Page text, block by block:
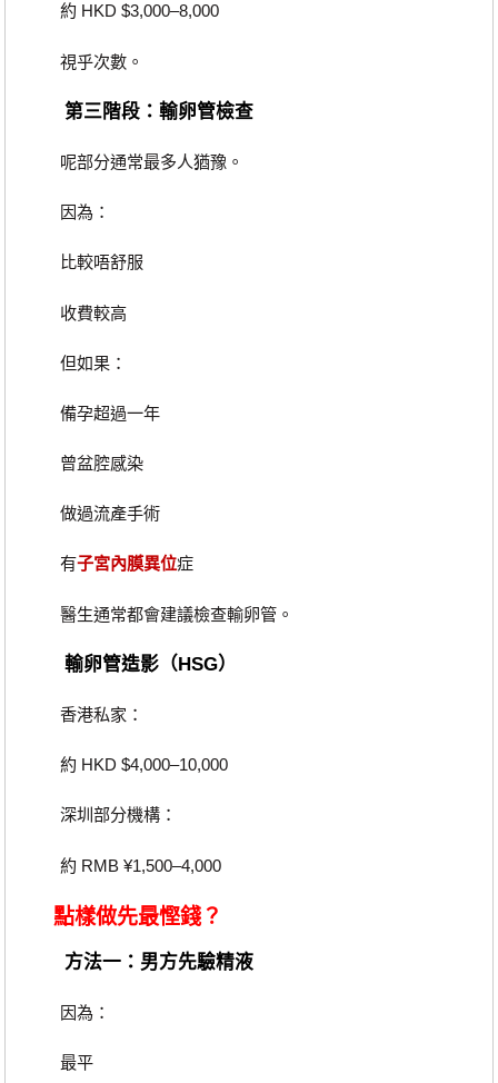
約 HKD $3,000–8,000
視乎次數。
第三階段：輸卵管檢查
呢部分通常最多人猶豫。
因為：
比較唔舒服
收費較高
但如果：
備孕超過一年
曾盆腔感染
做過流產手術
有子宮內膜異位症
醫生通常都會建議檢查輸卵管。
輸卵管造影（HSG）
香港私家：
約 HKD $4,000–10,000
深圳部分機構：
約 RMB ¥1,500–4,000
點樣做先最慳錢？
方法一：男方先驗精液
因為：
最平